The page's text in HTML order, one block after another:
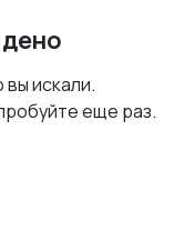
искали.
еще раз.